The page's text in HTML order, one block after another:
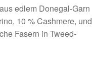
edlem Donegal-Garn
10 % Cashmere, und
Fasern in Tweed-